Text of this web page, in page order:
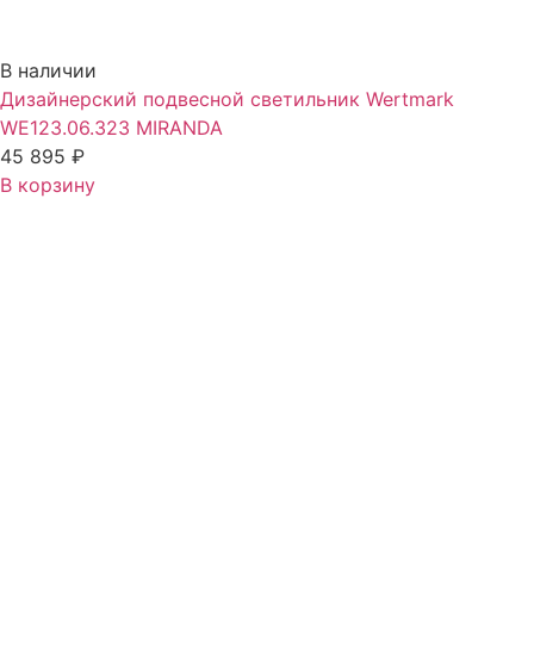
В наличии
Дизайнерский подвесной светильник Wertmark
WE123.06.323 MIRANDA
45 895 ₽
В корзину